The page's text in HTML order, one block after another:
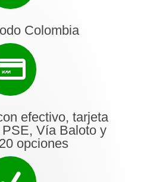
Colombia
efectivo, tarjeta
Vía Baloto y
opciones